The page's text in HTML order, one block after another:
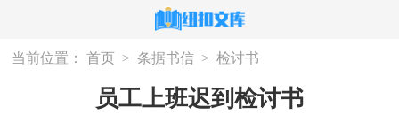
当前位置： 首页 > 条据书信 > 检讨书
员工上班迟到检讨书